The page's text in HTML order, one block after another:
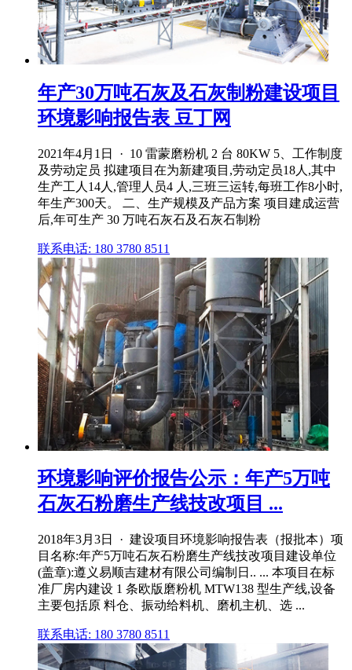
年产30万吨石灰及石灰制粉建设项目
环境影响报告表 豆丁网
2021年4月1日 · 10 雷蒙磨粉机 2 台 80KW 5、工作制度
及劳动定员 拟建项目在为新建项目,劳动定员18人,其中
生产工人14人,管理人员4 人,三班三运转,每班工作8小时,
年生产300天。 二、生产规模及产品方案 项目建成运营
后,年可生产 30 万吨石灰石及石灰石制粉
联系电话: 180 3780 8511
环境影响评价报告公示：年产5万吨
石灰石粉磨生产线技改项目 ...
2018年3月3日 · 建设项目环境影响报告表（报批本）项
目名称:年产5万吨石灰石粉磨生产线技改项目建设单位
(盖章):遵义易顺吉建材有限公司编制日.. ... 本项目在标
准厂房内建设 1 条欧版磨粉机 MTW138 型生产线,设备
主要包括原 料仓、振动给料机、磨机主机、选 ...
联系电话: 180 3780 8511